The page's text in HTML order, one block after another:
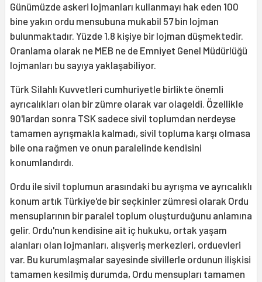
Günümüzde askeri lojmanları kullanmayı hak eden 100
bine yakın ordu mensubuna mukabil 57 bin lojman
bulunmaktadır. Yüzde 1.8 kişiye bir lojman düşmektedir.
Oranlama olarak ne MEB ne de Emniyet Genel Müdürlüğü
lojmanları bu sayıya yaklaşabiliyor.
Türk Silahlı Kuvvetleri cumhuriyetle birlikte önemli
ayrıcalıkları olan bir zümre olarak var olageldi. Özellikle
90'lardan sonra TSK sadece sivil toplumdan nerdeyse
tamamen ayrışmakla kalmadı, sivil topluma karşı olmasa
bile ona rağmen ve onun paralelinde kendisini
konumlandırdı.
Ordu ile sivil toplumun arasındaki bu ayrışma ve ayrıcalıklı
konum artık Türkiye'de bir seçkinler zümresi olarak Ordu
mensuplarının bir paralel toplum oluşturduğunu anlamına
gelir. Ordu'nun kendisine ait iç hukuku, ortak yaşam
alanları olan lojmanları, alışveriş merkezleri, orduevleri
var. Bu kurumlaşmalar sayesinde sivillerle ordunun ilişkisi
tamamen kesilmiş durumda, Ordu mensupları tamamen